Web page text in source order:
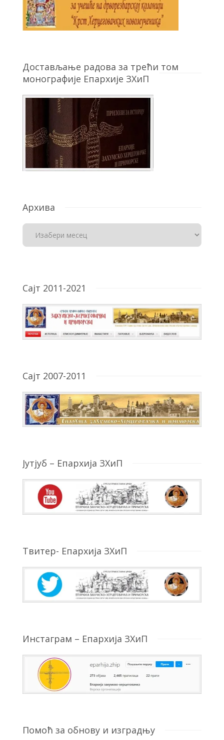
Достављање радова за трећи том
монографије Епархије ЗХиП
Архива
Сајт 2011-2021
Сајт 2007-2011
Јутјуб – Епархија ЗХиП
Твитер- Епархија ЗХиП
Инстаграм – Епархија ЗХиП
Помоћ за обнову и изградњу